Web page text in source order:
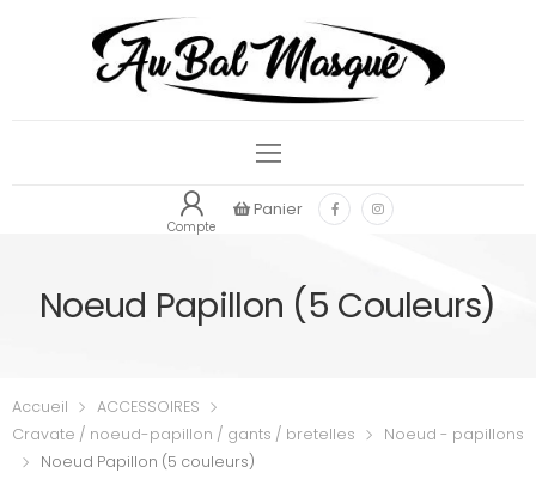
Compte
Panier
Noeud Papillon (5 Couleurs)
Accueil
ACCESSOIRES
Cravate / noeud-papillon / gants / bretelles
Noeud - papillons
Noeud Papillon (5 couleurs)